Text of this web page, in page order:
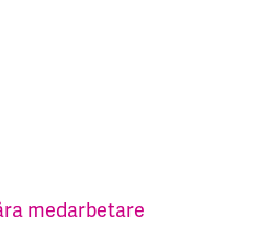
medarbetare